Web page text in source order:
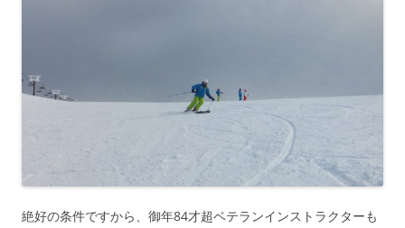
絶好の条件ですから、御年84才超ベテランインストラクターも